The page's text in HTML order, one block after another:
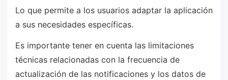
Lo que permite a los usuarios adaptar la aplicación
a sus necesidades específicas.
Es importante tener en cuenta las limitaciones
técnicas relacionadas con la frecuencia de
actualización de las notificaciones y los datos de